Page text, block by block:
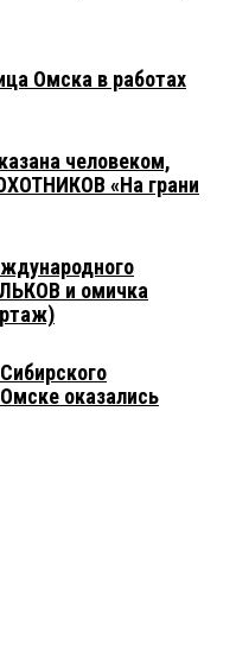
Омска в работах
человеком,
«На грани
и омичка
оказались